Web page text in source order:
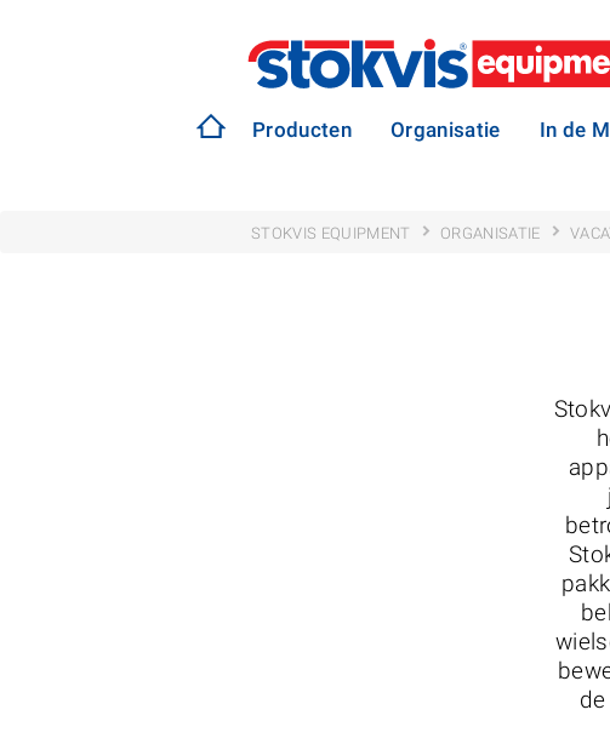
Producten Organisatie In de
STOKVIS EQUIPMENT ORGANISATIE